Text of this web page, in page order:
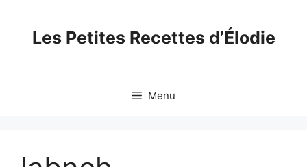
contentLes Petites Recettes d’Élodie
Menu